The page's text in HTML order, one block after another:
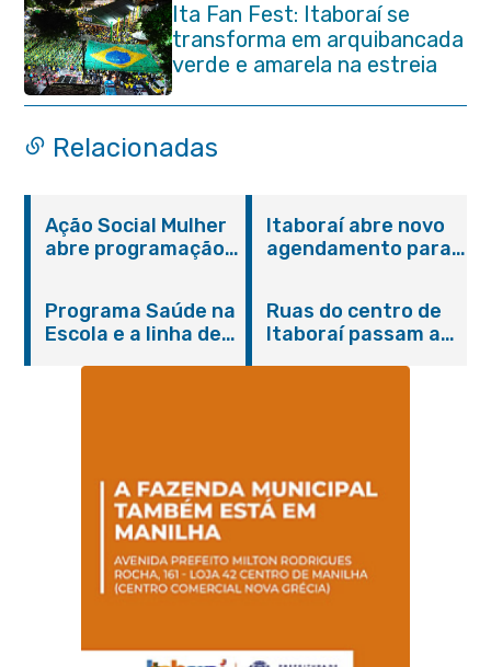
Ita Fan Fest: Itaboraí se
transforma em arquibancada
verde e amarela na estreia
do Brasil na Copa do Mundo
Relacionadas
Ação Social Mulher
abre programação
serviços gratuitos e
orientações
Itaboraí abre novo
agendamento para
Programa Saúde na
Escola e a linha de
Magalhães Seabra
Ruas do centro de
Itaboraí passam a